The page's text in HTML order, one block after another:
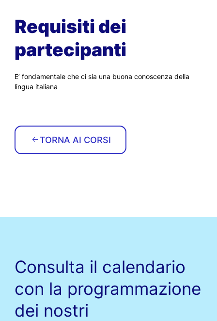
Requisiti dei
partecipanti
E’ fondamentale che ci sia una buona conoscenza della
lingua italiana
TORNA AI CORSI
Consulta il calendario
con la programmazione
dei nostri